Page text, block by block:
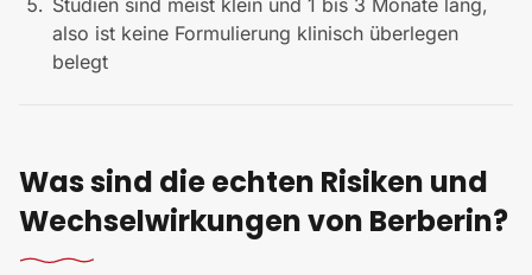
Studien sind meist klein und 1 bis 3 Monate lang,
also ist keine Formulierung klinisch überlegen
belegt
Was sind die echten Risiken und
Wechselwirkungen von Berberin?